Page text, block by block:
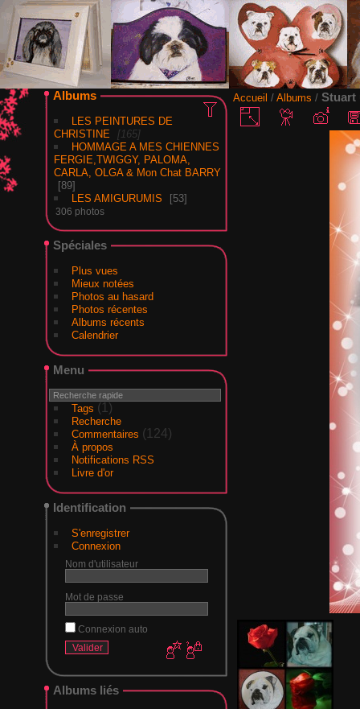
Albums
LES PEINTURES DE
CHRISTINE
165
HOMMAGE A MES CHIENNES
FERGIE,TWIGGY, PALOMA,
CARLA, OLGA & Mon Chat BARRY
89
LES AMIGURUMIS
53
306 photos
Spéciales
Plus vues
Mieux notées
Photos au hasard
Photos récentes
Albums récents
Calendrier
Menu
Tags (1)
Recherche
Commentaires (124)
À propos
Notifications RSS
Livre d'or
Identification
S'enregistrer
Connexion
Nom d'utilisateur
Mot de passe
Connexion auto
Albums liés
Accueil / Albums / Stuart